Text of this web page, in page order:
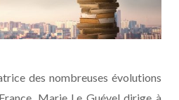
des nombreuses évolutions